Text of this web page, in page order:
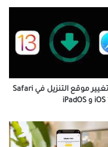
كيفية تغيير موقع التنزيل في Safari